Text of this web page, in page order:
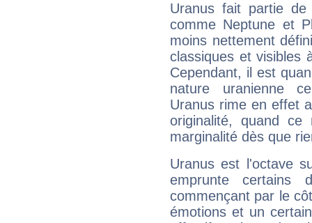
Uranus fait partie
comme Neptune et
moins nettement
classiques et visibles
Cependant, il est
nature uranienne
Uranus rime en effet
originalité, quand ce
marginalité dès que
Uranus est l'octave
emprunte
commençant par le
émotions et un